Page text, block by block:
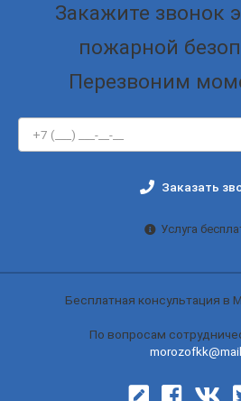
Закажите звонок
пожарной
Перезвоним
Заказать
Услуга
Бесплатная консультация в
По вопросам